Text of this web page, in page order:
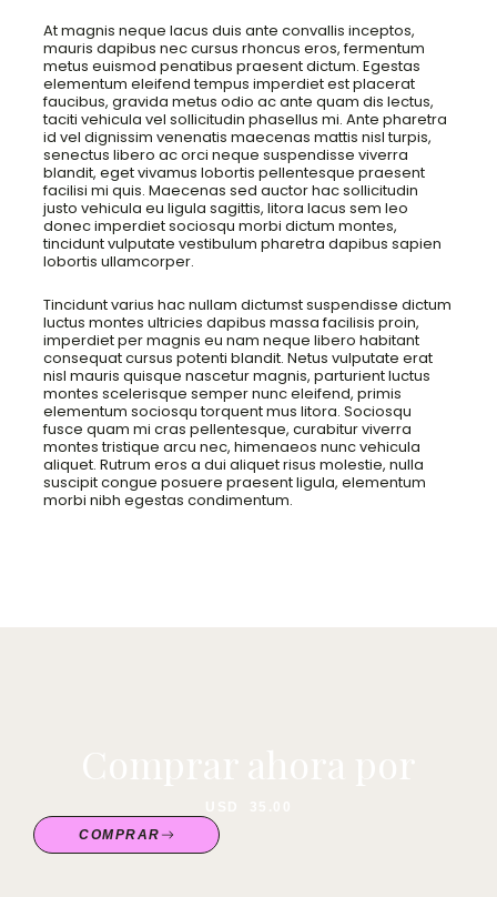
At magnis neque lacus duis ante convallis inceptos,
mauris dapibus nec cursus rhoncus eros, fermentum
metus euismod penatibus praesent dictum. Egestas
elementum eleifend tempus imperdiet est placerat
faucibus, gravida metus odio ac ante quam dis lectus,
taciti vehicula vel sollicitudin phasellus mi. Ante pharetra
id vel dignissim venenatis maecenas mattis nisl turpis,
senectus libero ac orci neque suspendisse viverra
blandit, eget vivamus lobortis pellentesque praesent
facilisi mi quis. Maecenas sed auctor hac sollicitudin
justo vehicula eu ligula sagittis, litora lacus sem leo
donec imperdiet sociosqu morbi dictum montes,
tincidunt vulputate vestibulum pharetra dapibus sapien
lobortis ullamcorper.
Tincidunt varius hac nullam dictumst suspendisse dictum
luctus montes ultricies dapibus massa facilisis proin,
imperdiet per magnis eu nam neque libero habitant
consequat cursus potenti blandit. Netus vulputate erat
nisl mauris quisque nascetur magnis, parturient luctus
montes scelerisque semper nunc eleifend, primis
elementum sociosqu torquent mus litora. Sociosqu
fusce quam mi cras pellentesque, curabitur viverra
montes tristique arcu nec, himenaeos nunc vehicula
aliquet. Rutrum eros a dui aliquet risus molestie, nulla
suscipit congue posuere praesent ligula, elementum
morbi nibh egestas condimentum.
COMPRAR